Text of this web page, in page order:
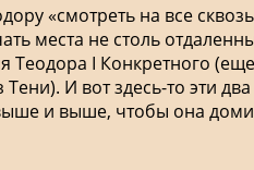
«смотреть на все
места не столь
Теодора I Конкретного
И вот здесь-то эти
выше и выше, чтобы она